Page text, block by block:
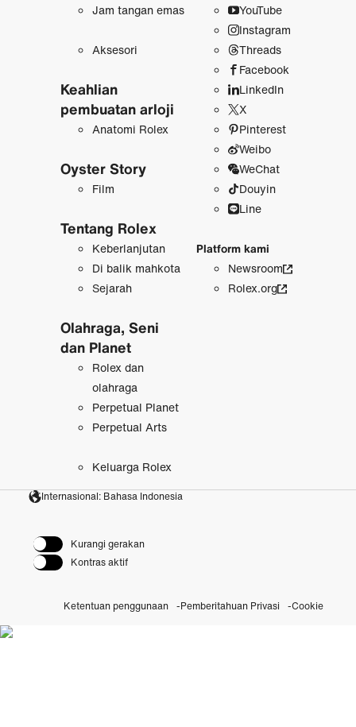
Jam tangan emas
Aksesori
Keahlian
pembuatan arloji
Anatomi Rolex
Oyster Story
Film
Tentang Rolex
Keberlanjutan
Di balik mahkota
Sejarah
Olahraga, Seni
dan Planet
Rolex dan
olahraga
Perpetual Planet
Perpetual Arts
Keluarga Rolex
YouTube
Instagram
Threads
Facebook
LinkedIn
X
Pinterest
Weibo
WeChat
Douyin
Line
Platform kami
Newsroom
Rolex.org
Internasional: Bahasa Indonesia
Kurangi gerakan
Kontras aktif
Ketentuan penggunaan Pemberitahuan Privasi Cookie